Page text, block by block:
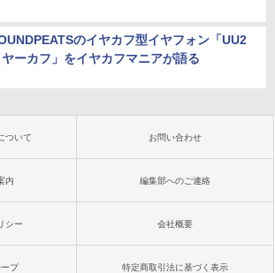
のイヤカフ型イヤフォン「UU2
ヤーカフ」をイヤカフマニアが語る
ついて お問い合わせ
内 編集部へのご連絡
シー 会社概要
プ 特定商取引法に基づく表示